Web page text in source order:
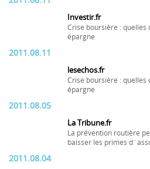
Investir.fr
Crise boursière : quelles
épargne
2011.08.11
lesechos.fr
Crise boursière : quelles
épargne
2011.08.05
La Tribune.fr
La prévention routière
baisser les primes
2011.08.04